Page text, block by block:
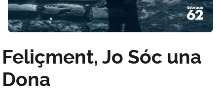
Feliçment, Jo Sóc una
Dona